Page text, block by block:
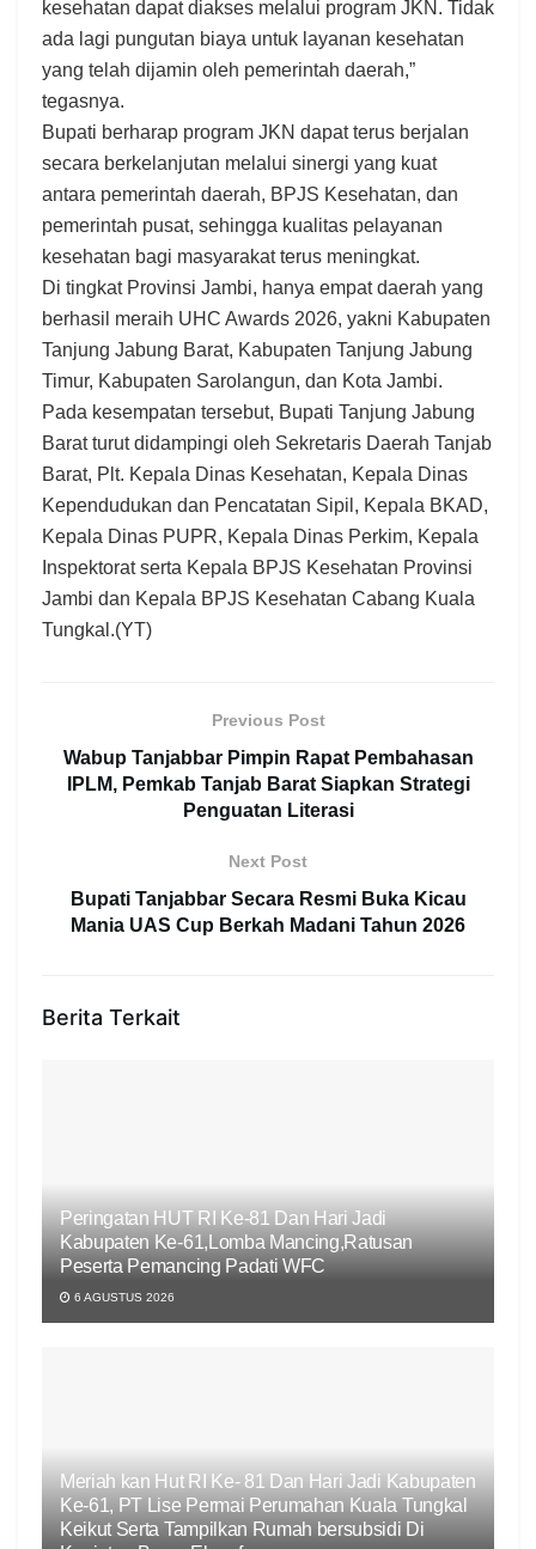
kesehatan dapat diakses melalui program JKN. Tidak
ada lagi pungutan biaya untuk layanan kesehatan
yang telah dijamin oleh pemerintah daerah,”
tegasnya.
Bupati berharap program JKN dapat terus berjalan
secara berkelanjutan melalui sinergi yang kuat
antara pemerintah daerah, BPJS Kesehatan, dan
pemerintah pusat, sehingga kualitas pelayanan
kesehatan bagi masyarakat terus meningkat.
Di tingkat Provinsi Jambi, hanya empat daerah yang
berhasil meraih UHC Awards 2026, yakni Kabupaten
Tanjung Jabung Barat, Kabupaten Tanjung Jabung
Timur, Kabupaten Sarolangun, dan Kota Jambi.
Pada kesempatan tersebut, Bupati Tanjung Jabung
Barat turut didampingi oleh Sekretaris Daerah Tanjab
Barat, Plt. Kepala Dinas Kesehatan, Kepala Dinas
Kependudukan dan Pencatatan Sipil, Kepala BKAD,
Kepala Dinas PUPR, Kepala Dinas Perkim, Kepala
Inspektorat serta Kepala BPJS Kesehatan Provinsi
Jambi dan Kepala BPJS Kesehatan Cabang Kuala
Tungkal.(YT)
Previous Post
Wabup Tanjabbar Pimpin Rapat Pembahasan
IPLM, Pemkab Tanjab Barat Siapkan Strategi
Penguatan Literasi
Next Post
Bupati Tanjabbar Secara Resmi Buka Kicau
Mania UAS Cup Berkah Madani Tahun 2026
Berita Terkait
Peringatan HUT RI Ke-81 Dan Hari Jadi
Kabupaten Ke-61,Lomba Mancing,Ratusan
Peserta Pemancing Padati WFC
6 AGUSTUS 2026
Meriah kan Hut RI Ke- 81 Dan Hari Jadi Kabupaten
Ke-61, PT Lise Permai Perumahan Kuala Tungkal
Keikut Serta Tampilkan Rumah bersubsidi Di